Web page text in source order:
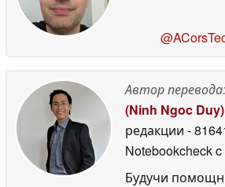
Автор перевода:
(Ninh Ngoc Duy)
редакции -
Notebookcheckc
Будучи